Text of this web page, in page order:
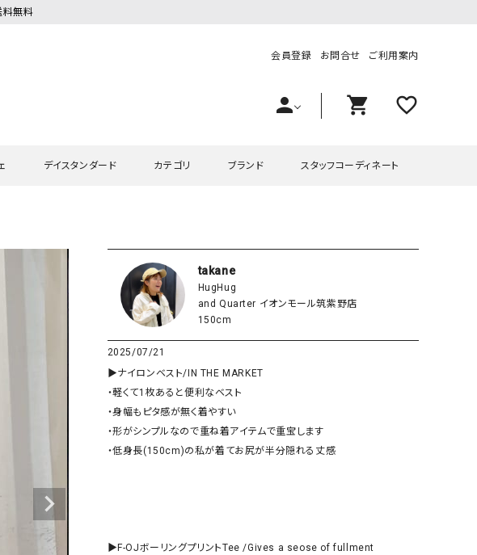
料無料
会員登録 お問合せ ご利用案内
person shopping_cart favorite_outline
デイスタンダード
チュニック
その他スカート
カテゴリ
ワンピース・チュニック
サロペット・オーバーオール
スカート
ジャケット・アウター
グッズ
ブランド
ラッピンナイン/アンジェリコルーチェ
hagumu（ハグム）
her.（ハードット）
and quarter（アンドクウォーター） HUMS（ハムズ）
Our.（アワードット）
Wrapin nine9（ラッピンナイン）
1 metre carre（アンメートルキャレ ）
LAURA DI MAGGIO（ロー
スタッフコーディネート
takane
HugHug
and Quarter イオンモール筑紫野店
150cm
2025/07/21
▶︎ナイロンベスト/IN THE MARKET
・軽くて1枚あると便利なベスト
・身幅もピタ感が無く着やすい
・形がシンプルなので重ね着アイテムで重宝します
・低身長(150cm)の私が着てお尻が半分隠れる丈感
▶︎F-OJボーリングプリントTee /Gives a seose of fullment